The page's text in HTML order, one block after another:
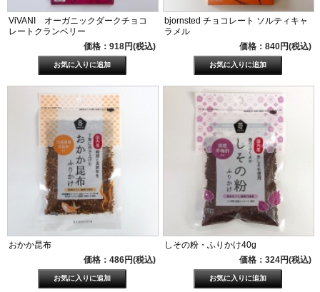
ViVANI オーガニックダークチョコ
レートクランベリー
価格：918円(税込)
bjornsted チョコレート ソルティキャ
ラメル
価格：840円(税込)
おかか昆布
価格：486円(税込)
しその粉・ふりかけ40g
価格：324円(税込)